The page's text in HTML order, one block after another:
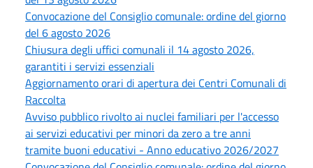
Convocazione del Consiglio comunale: ordine del giorno
del 6 agosto 2026
Chiusura degli uffici comunali il 14 agosto 2026,
garantiti i servizi essenziali
Aggiornamento orari di apertura dei Centri Comunali di
Raccolta
Avviso pubblico rivolto ai nuclei familiari per l'accesso
ai servizi educativi per minori da zero a tre anni
tramite buoni educativi - Anno educativo 2026/2027